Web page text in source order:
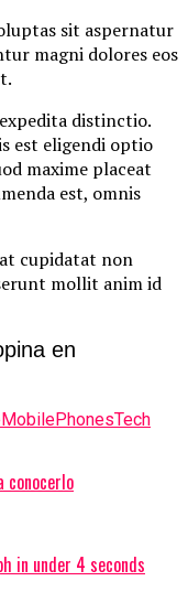
sit aspernatur
magni dolores eos
distinctio.
est eligendi optio
maxime placeat
est, omnis
cupidatat non
mollit anim id
en
MobilePhonesTech
conocerlo
in under 4 seconds